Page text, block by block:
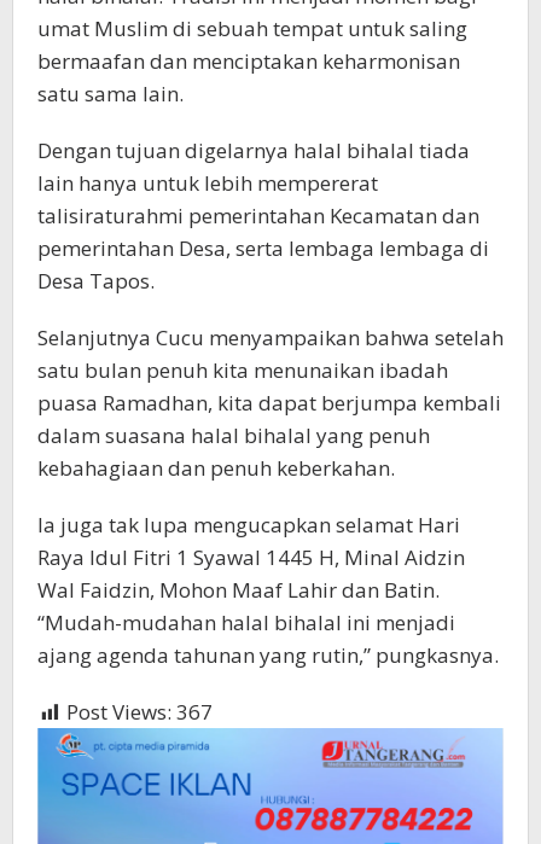
umat Muslim di sebuah tempat untuk saling
bermaafan dan menciptakan keharmonisan
satu sama lain.
Dengan tujuan digelarnya halal bihalal tiada
lain hanya untuk lebih mempererat
talisiraturahmi pemerintahan Kecamatan dan
pemerintahan Desa, serta lembaga lembaga di
Desa Tapos.
Selanjutnya Cucu menyampaikan bahwa setelah
satu bulan penuh kita menunaikan ibadah
puasa Ramadhan, kita dapat berjumpa kembali
dalam suasana halal bihalal yang penuh
kebahagiaan dan penuh keberkahan.
Ia juga tak lupa mengucapkan selamat Hari
Raya Idul Fitri 1 Syawal 1445 H, Minal Aidzin
Wal Faidzin, Mohon Maaf Lahir dan Batin.
“Mudah-mudahan halal bihalal ini menjadi
ajang agenda tahunan yang rutin,” pungkasnya.
Post Views: 367